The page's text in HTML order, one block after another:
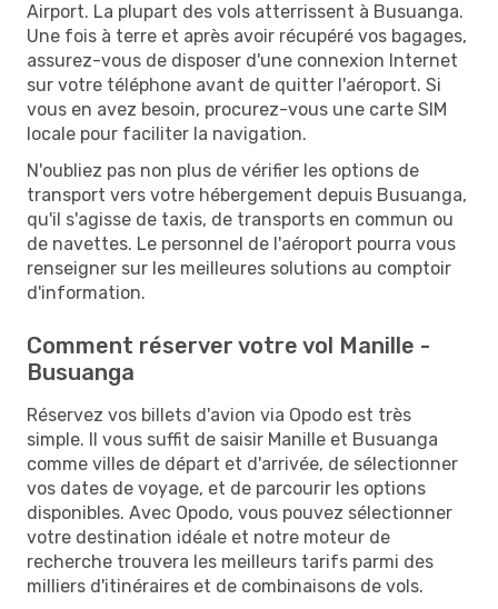
Airport. La plupart des vols atterrissent à Busuanga.
Une fois à terre et après avoir récupéré vos bagages,
assurez-vous de disposer d'une connexion Internet
sur votre téléphone avant de quitter l'aéroport. Si
vous en avez besoin, procurez-vous une carte SIM
locale pour faciliter la navigation.
N'oubliez pas non plus de vérifier les options de
transport vers votre hébergement depuis Busuanga,
qu'il s'agisse de taxis, de transports en commun ou
de navettes. Le personnel de l'aéroport pourra vous
renseigner sur les meilleures solutions au comptoir
d'information.
Comment réserver votre vol Manille -
Busuanga
Réservez vos billets d'avion via Opodo est très
simple. Il vous suffit de saisir Manille et Busuanga
comme villes de départ et d'arrivée, de sélectionner
vos dates de voyage, et de parcourir les options
disponibles. Avec Opodo, vous pouvez sélectionner
votre destination idéale et notre moteur de
recherche trouvera les meilleurs tarifs parmi des
milliers d'itinéraires et de combinaisons de vols.